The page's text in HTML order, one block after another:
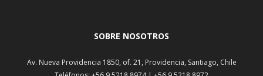
SOBRE NOSOTROS
Av. Nueva Providencia 1850, of. 21, Providencia, Santiago, Chile